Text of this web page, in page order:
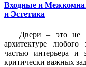
Входные и
и Эстетика
Двери – это не
архитектуре любого
частью интерьера и
критически важных